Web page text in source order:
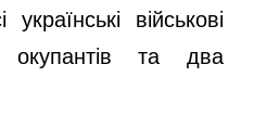
військові
окупантів та два